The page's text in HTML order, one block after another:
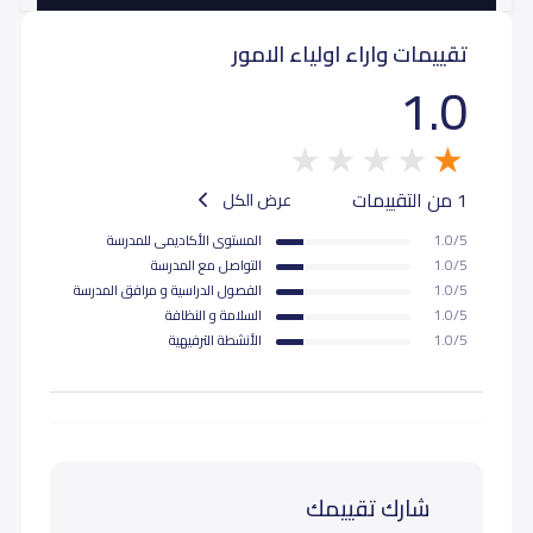
ثاني ثانوي (Grade 11)
ثالث ثانوي (Grade 12)
تقييمات واراء اولياء الامور
1.0
1 من التقييمات عرض الكل
1.0/5
المستوى اﻷكاديمى للمدرسة
1.0/5
التواصل مع المدرسة
1.0/5
الفصول الدراسية و مرافق المدرسة
1.0/5
السلامة و النظافة
1.0/5
اﻷنشطة الترفيهية
شارك تقييمك